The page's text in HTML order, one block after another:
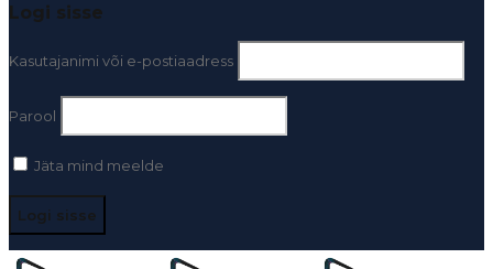
Logi sisse
Kasutajanimi või e-postiaadress
Parool
Jäta mind meelde